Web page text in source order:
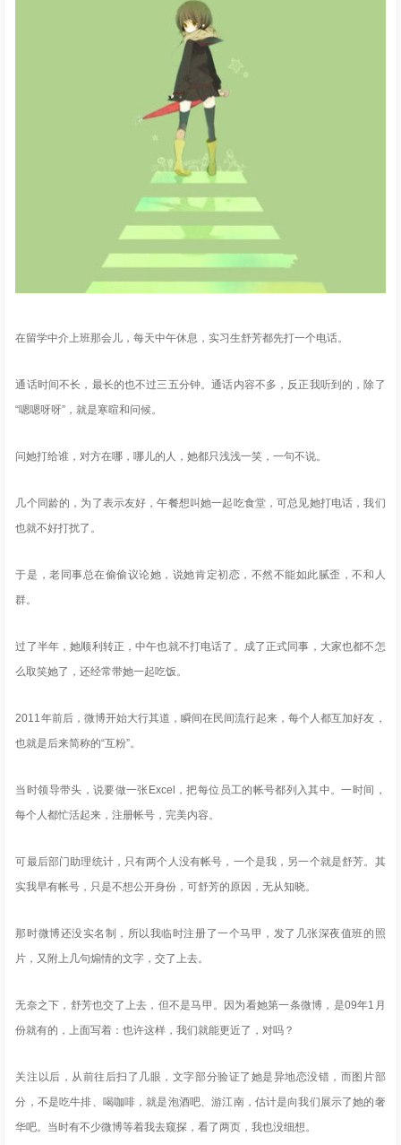
在留学中介上班那会儿，每天中午休息，实习生舒芳都先打一个电话。
通话时间不长，最长的也不过三五分钟。通话内容不多，反正我听到的，除了
“嗯嗯呀呀”，就是寒暄和问候。
问她打给谁，对方在哪，哪儿的人，她都只浅浅一笑，一句不说。
几个同龄的，为了表示友好，午餐想叫她一起吃食堂，可总见她打电话，我们
也就不好打扰了。
于是，老同事总在偷偷议论她，说她肯定初恋，不然不能如此腻歪，不和人
群。
过了半年，她顺利转正，中午也就不打电话了。成了正式同事，大家也都不怎
么取笑她了，还经常带她一起吃饭。
2011年前后，微博开始大行其道，瞬间在民间流行起来，每个人都互加好友，
也就是后来简称的“互粉”。
当时领导带头，说要做一张Excel，把每位员工的帐号都列入其中。一时间，
每个人都忙活起来，注册帐号，完美内容。
可最后部门助理统计，只有两个人没有帐号，一个是我，另一个就是舒芳。其
实我早有帐号，只是不想公开身份，可舒芳的原因，无从知晓。
那时微博还没实名制，所以我临时注册了一个马甲，发了几张深夜值班的照
片，又附上几句煽情的文字，交了上去。
无奈之下，舒芳也交了上去，但不是马甲。因为看她第一条微博，是09年1月
份就有的，上面写着：也许这样，我们就能更近了，对吗？
关注以后，从前往后扫了几眼，文字部分验证了她是异地恋没错，而图片部
分，不是吃牛排、喝咖啡，就是泡酒吧、游江南，估计是向我们展示了她的奢
华吧。当时有不少微博等着我去窥探，看了两页，我也没细想。